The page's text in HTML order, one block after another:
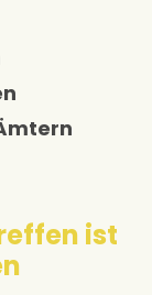
ist